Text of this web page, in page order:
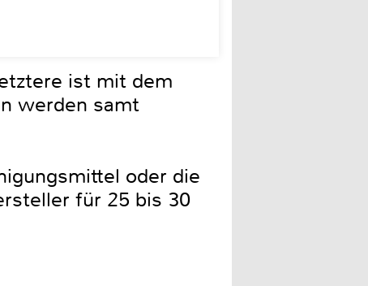
ist mit dem
werden samt
oder die
für 25 bis 30